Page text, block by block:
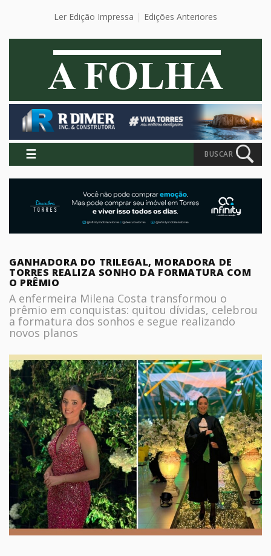
Ler Edição Impressa Edições Anteriores
☰ BUSCAR
GANHADORA DO TRILEGAL, MORADORA DE
TORRES REALIZA SONHO DA FORMATURA COM
O PRÊMIO
A enfermeira Milena Costa transformou o
prêmio em conquistas: quitou dívidas, celebrou
a formatura dos sonhos e segue realizando
novos planos